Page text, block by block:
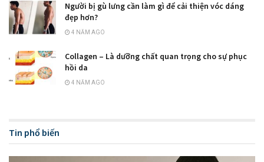
Người bị gù lưng cần làm gì để cải thiện vóc dáng
đẹp hơn?
4 NĂM AGO
Collagen – Là dưỡng chất quan trọng cho sự phục
hồi da
4 NĂM AGO
Tin phổ biến